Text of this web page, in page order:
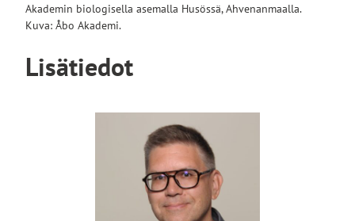
Akademin biologisella asemalla Husössä, Ahvenanmaalla.
Kuva: Åbo Akademi.
Lisätiedot